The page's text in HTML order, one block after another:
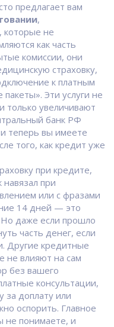
предлагает вам
,
которые не
как часть
комиссии, они
страховку,
к платным
пакеты». Эти услуги не
только увеличивают
банк РФ
и теперь вы имеете
того, как кредит уже
при кредите,
навязал при
или с фразами
14 дней — это
даже если прошло
часть денег, если
Другие кредитные
не влияют на сам
без вашего
консультации,
за доплату или
оспорить. Главное
не понимаете, и